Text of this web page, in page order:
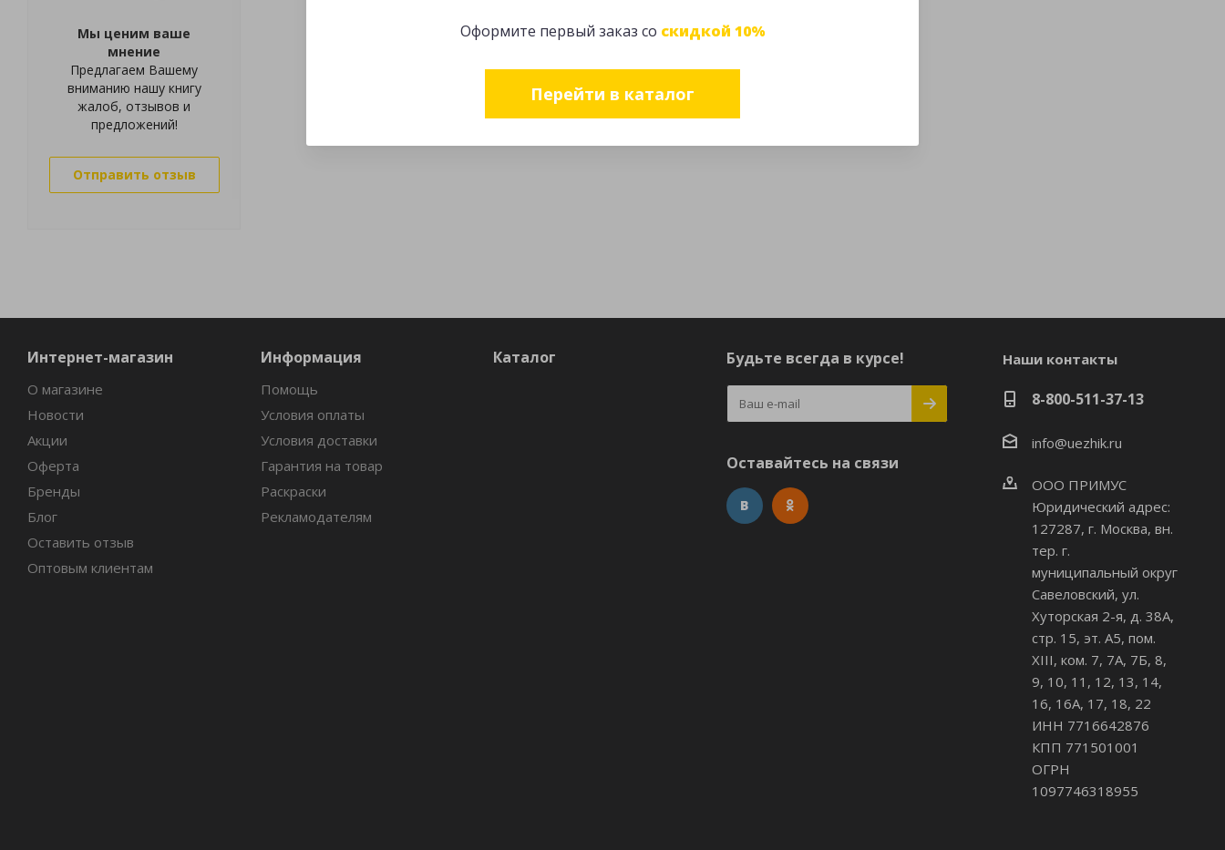
Оформите первый заказ со скидкой 10%
Перейти в каталог
Мы ценим ваше
мнение
Предлагаем Вашему
вниманию нашу книгу
жалоб, отзывов и
предложений!
Отправить отзыв
Интернет-магазин
О магазине
Новости
Акции
Оферта
Бренды
Блог
Оставить отзыв
Оптовым клиентам
Информация
Помощь
Условия оплаты
Условия доставки
Гарантия на товар
Раскраски
Рекламодателям
Каталог Будьте всегда в курсе!
Оставайтесь на связи
Наши контакты
8-800-511-37-13
info@uezhik.ru
ООО ПРИМУС
Юридический адрес:
127287, г. Москва, вн.
тер. г.
муниципальный округ
Савеловский, ул.
Хуторская 2-я, д. 38А,
стр. 15, эт. А5, пом.
XIII, ком. 7, 7А, 7Б, 8,
9, 10, 11, 12, 13, 14,
16, 16А, 17, 18, 22
ИНН 7716642876
КПП 771501001
ОГРН
1097746318955